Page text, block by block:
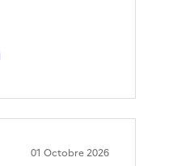
01 Octobre 2026